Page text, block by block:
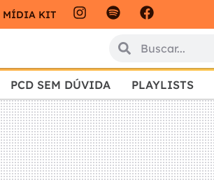
MÍDIA KIT
PCD SEM DÚVIDA PLAYLISTS